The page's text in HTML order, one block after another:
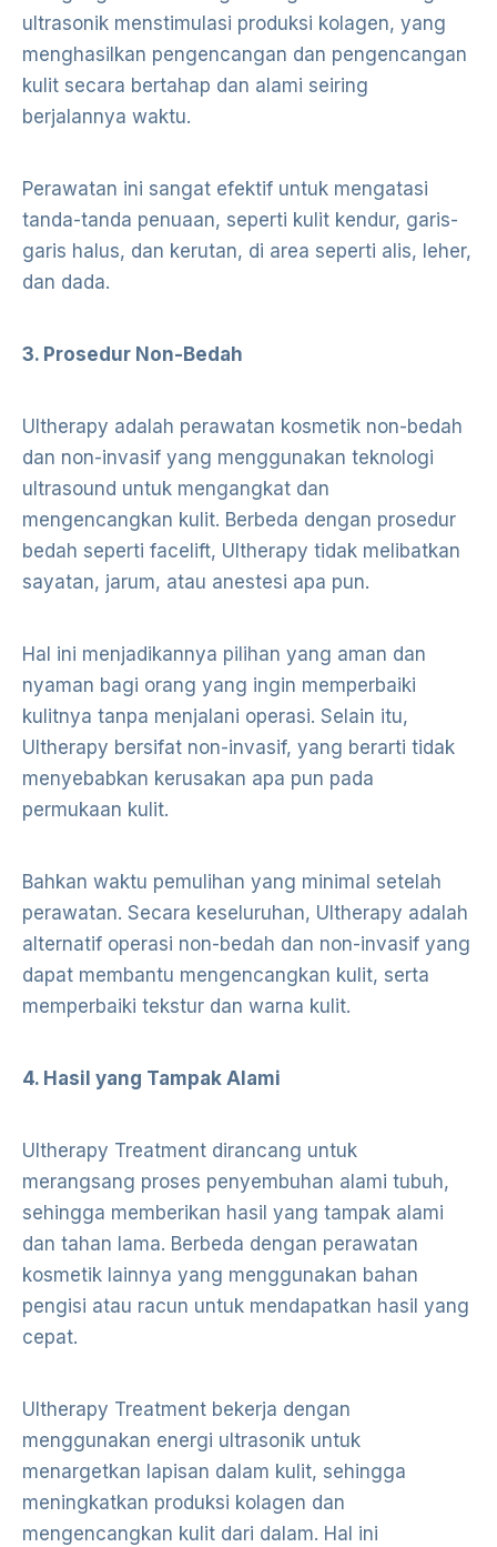
ultrasonik menstimulasi produksi kolagen, yang
menghasilkan pengencangan dan pengencangan
kulit secara bertahap dan alami seiring
berjalannya waktu.
Perawatan ini sangat efektif untuk mengatasi
tanda-tanda penuaan, seperti kulit kendur, garis-
garis halus, dan kerutan, di area seperti alis, leher,
dan dada.
3. Prosedur Non-Bedah
Ultherapy adalah perawatan kosmetik non-bedah
dan non-invasif yang menggunakan teknologi
ultrasound untuk mengangkat dan
mengencangkan kulit. Berbeda dengan prosedur
bedah seperti facelift, Ultherapy tidak melibatkan
sayatan, jarum, atau anestesi apa pun.
Hal ini menjadikannya pilihan yang aman dan
nyaman bagi orang yang ingin memperbaiki
kulitnya tanpa menjalani operasi. Selain itu,
Ultherapy bersifat non-invasif, yang berarti tidak
menyebabkan kerusakan apa pun pada
permukaan kulit.
Bahkan waktu pemulihan yang minimal setelah
perawatan. Secara keseluruhan, Ultherapy adalah
alternatif operasi non-bedah dan non-invasif yang
dapat membantu mengencangkan kulit, serta
memperbaiki tekstur dan warna kulit.
4. Hasil yang Tampak Alami
Ultherapy Treatment dirancang untuk
merangsang proses penyembuhan alami tubuh,
sehingga memberikan hasil yang tampak alami
dan tahan lama. Berbeda dengan perawatan
kosmetik lainnya yang menggunakan bahan
pengisi atau racun untuk mendapatkan hasil yang
cepat.
Ultherapy Treatment bekerja dengan
menggunakan energi ultrasonik untuk
menargetkan lapisan dalam kulit, sehingga
meningkatkan produksi kolagen dan
mengencangkan kulit dari dalam. Hal ini